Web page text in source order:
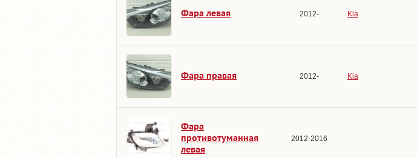
Фара левая 2012- Kia
Фара правая 2012- Kia
Фара
противотуманная
левая
2012-2016